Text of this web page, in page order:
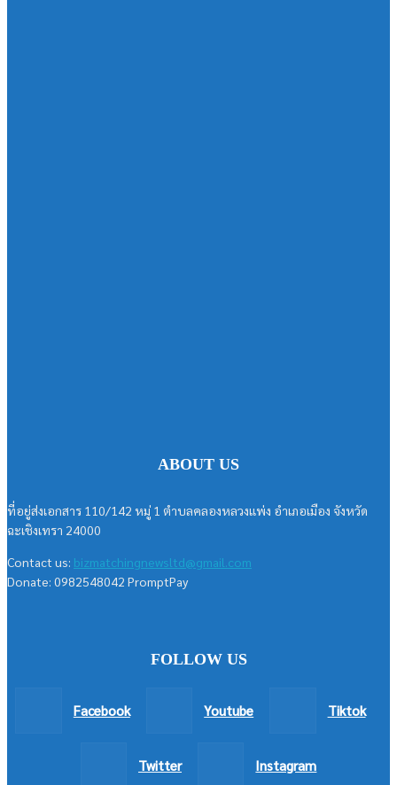
ABOUT US
ที่อยู่ส่งเอกสาร 110/142 หมู่ 1 ตำบลคลองหลวงแพ่ง อำเภอเมือง จังหวัด
ฉะเชิงเทรา 24000
Contact us: bizmatchingnewsltd@gmail.com
Donate: 0982548042 PromptPay
FOLLOW US
Facebook Youtube Tiktok
Twitter Instagram